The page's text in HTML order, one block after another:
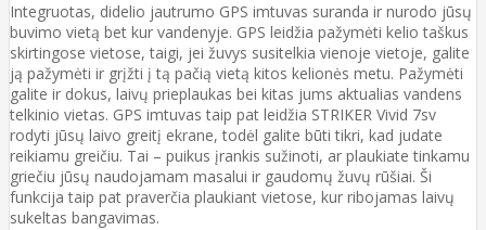
Integruotas, didelio jautrumo GPS imtuvas suranda ir nurodo jūsų
buvimo vietą bet kur vandenyje. GPS leidžia pažymėti kelio taškus
skirtingose vietose, taigi, jei žuvys susitelkia vienoje vietoje, galite
ją pažymėti ir grįžti į tą pačią vietą kitos kelionės metu. Pažymėti
galite ir dokus, laivų prieplaukas bei kitas jums aktualias vandens
telkinio vietas. GPS imtuvas taip pat leidžia STRIKER Vivid 7sv
rodyti jūsų laivo greitį ekrane, todėl galite būti tikri, kad judate
reikiamu greičiu. Tai – puikus įrankis sužinoti, ar plaukiate tinkamu
griečiu jūsų naudojamam masalui ir gaudomų žuvų rūšiai. Ši
funkcija taip pat praverčia plaukiant vietose, kur ribojamas laivų
sukeltas bangavimas.